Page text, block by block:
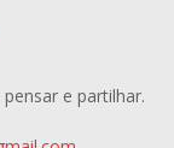
e partilhar.